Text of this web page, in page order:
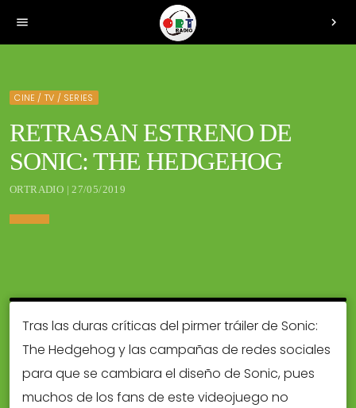
menu chevron_right
CINE / TV / SERIES
RETRASAN ESTRENO DE
SONIC: THE HEDGEHOG
ORTRADIO | 27/05/2019
Tras las duras críticas del pirmer tráiler de Sonic:
The Hedgehog y las campañas de redes sociales
para que se cambiara el diseño de Sonic, pues
muchos de los fans de este videojuego no